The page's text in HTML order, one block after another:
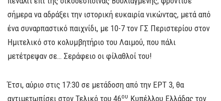
σήμερα να αδράξει την ιστορική ευκαιρία νικώντας, μετά από
ένα συναρπαστικό παιχνίδι, με 10-7 τον ΓΣ Περιστερίου στον
Ημιτελικό στο κολυμβητήριο του Λαιμού, που πάλι
μετέτρεψαν σε… Σεράφειο οι φίλαθλοί του!
Έτσι, αύριο στις 17:30 σε μετάδοση από την ΕΡΤ 3, θα
αντιμετωπίσει στον Τελικό του 46ου Κυπέλλου Ελλάδας τον